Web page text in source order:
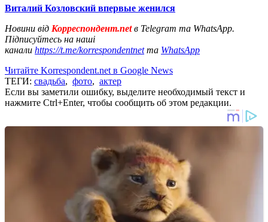
Виталий Козловский впервые женился
Новини від Корреспондент.netв Telegram та WhatsApp.
Підписуйтесь на наші
канали https://t.me/korrespondentnetта WhatsApp
Читайте Korrespondent.net в Google News
ТЕГИ: свадьба, фото, актер
Если вы заметили ошибку, выделите необходимый текст и
нажмите Ctrl+Enter, чтобы сообщить об этом редакции.